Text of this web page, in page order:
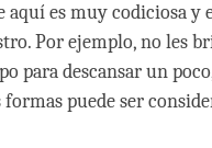
aquí es muy codiciosa
Por ejemplo, no les
para descansar un
formas puede ser